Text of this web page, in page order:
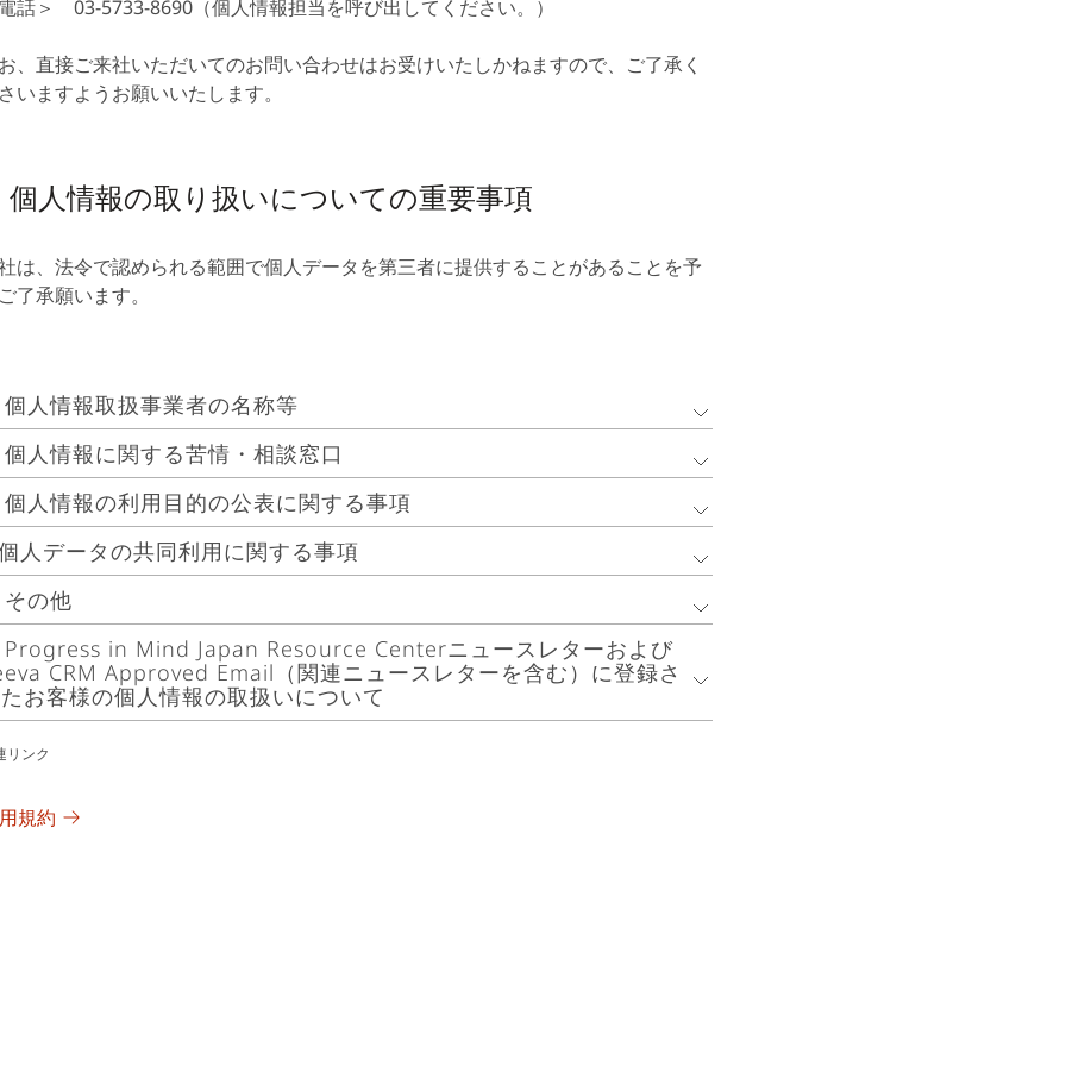
話＞ 03-5733-8690（個人情報担当を呼び出してください。）
、直接ご来社いただいてのお問い合わせはお受けいたしかねますので、ご了承く
いますようお願いいたします。
個人情報の取り扱いについての重要事項
は、法令で認められる範囲で個人データを第三者に提供することがあることを予
了承願います。
個人情報取扱事業者の名称等
ルンドベック・ジャパンについてを参照ください」
人情報に関する苦情・相談窓口
が保有する個人情報に関する苦情・相談につきましては、上記お問い合わせ
にお問い合わせください。
人情報の利用目的の公表に関する事項
社は、その事業を行うことに伴い、事業遂行上必要となる個人情報を取得しま
、これらの個人情報は以下の目的で利用させていただきます。また、当社
業務を円滑に進めるため、個人情報の取扱いの全部または一部を第三者に委
、当該業務委託者に対して、利用目的の達成に必要な範囲で個人情報を提供
ことがありますが、この場合、当社は、これらの業務委託者との間で個人情
取扱いに関する契約の締結をはじめ、必要かつ適切な監督を行います。
、Progress in Mind Japan Resource Centerニュースレターおよび当社が運用
者の方々その他のお客様の個人情報の取扱いについては、以下の「6.
in Mind Japan Resource CenterニュースレターおよびVeeva
人データの共同利用に関する事項
は以下の第三者との間で個人データを共同利用します。
ルンドベックA/Sとの共同利用
は、上記「個人情報の利用目的」記載の各個人情報に係る個人データを、上
す。当該個人データの管理について責任を有する者は、ルンドベック・ジャ
（英語）
その他
は、法令で認められる範囲で個人データを第三者に提供することがあること
めご了承願います。
Progress in Mind Japan Resource Centerニュースレターおよび
CRM Approved Email（関連ニュースレターを含む）に登録さ
お客様の個人情報の取扱いについて
in Mind Japan Resource CenterニュースレターおよびVeeva CRM
のお客様の個人情報の取扱いについては、上記の各記載にかかわらず、当社
リンク
規約